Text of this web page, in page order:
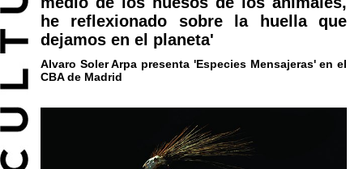
he reflexionado sobre la huella que
dejamos en el planeta'
Alvaro Soler Arpa presenta 'Especies Mensajeras' en el
CBA de Madrid